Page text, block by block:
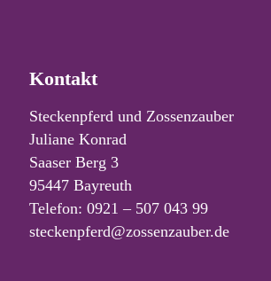
Kontakt
Steckenpferd und Zossenzauber
Juliane Konrad
Saaser Berg 3
95447 Bayreuth
Telefon: 0921 – 507 043 99
steckenpferd@zossenzauber.de